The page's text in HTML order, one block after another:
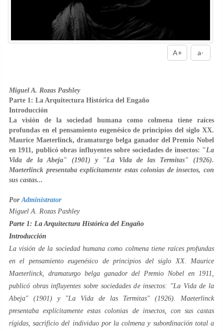
A+ a-
Miguel A. Rozas Pashley
Parte 1: La Arquitectura Histórica del Engaño
Introducción
La visión de la sociedad humana como colmena tiene raíces
profundas en el pensamiento eugenésico de principios del siglo XX.
Maurice Maeterlinck, dramaturgo belga ganador del Premio Nobel
en 1911, publicó obras influyentes sobre sociedades de insectos: " La
Vida de la Abeja" (1901) y "La Vida de las Termitas" (1926).
Maeterlinck presentaba explícitamente estas colonias de insectos, con
sus castas...
Por Administrator
Miguel A. Rozas Pashley
Parte 1: La Arquitectura Histórica del Engaño
Introducción
La visión de la sociedad humana como colmena tiene raíces profundas
en el pensamiento eugenésico de principios del siglo XX. Maurice
Maeterlinck, dramaturgo belga ganador del Premio Nobel en 1911,
publicó obras influyentes sobre sociedades de insectos: "La Vida de la
Abeja" (1901) y "La Vida de las Termitas" (1926). Maeterlinck
presentaba explícitamente estas colonias de insectos, con sus castas
rígidas, sacrificio del individuo por la colmena y subordinación total a